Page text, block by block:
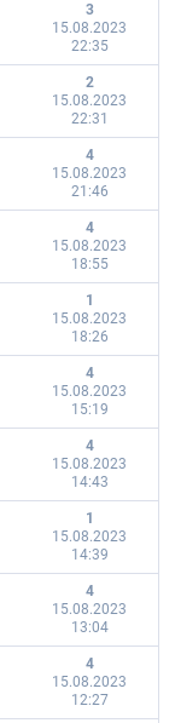
3
15.08.2023
22:35
2
15.08.2023
22:31
4
15.08.2023
21:46
4
15.08.2023
18:55
1
15.08.2023
18:26
4
15.08.2023
15:19
4
15.08.2023
14:43
1
15.08.2023
14:39
4
15.08.2023
13:04
4
15.08.2023
12:27